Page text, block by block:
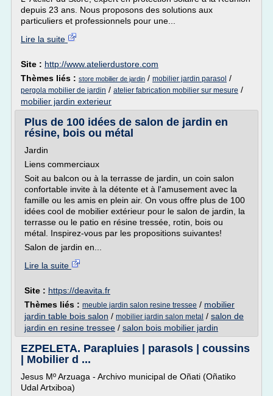
depuis 23 ans. Nous proposons des solutions aux
particuliers et professionnels pour une...
Lire la suite
Site : http://www.atelierdustore.com
Thèmes liés : store mobilier de jardin / mobilier jardin parasol /
pergola mobilier de jardin / atelier fabrication mobilier sur mesure /
mobilier jardin exterieur
Plus de 100 idées de salon de jardin en
résine, bois ou métal
Jardin
Liens commerciaux
Soit au balcon ou à la terrasse de jardin, un coin salon
confortable invite à la détente et à l'amusement avec la
famille ou les amis en plein air. On vous offre plus de 100
idées cool de mobilier extérieur pour le salon de jardin, la
terrasse ou le patio en résine tressée, rotin, bois ou
métal. Inspirez-vous par les propositions suivantes!
Salon de jardin en...
Lire la suite
Site : https://deavita.fr
Thèmes liés : meuble jardin salon resine tressee / mobilier
jardin table bois salon / mobilier jardin salon metal / salon de
jardin en resine tressee / salon bois mobilier jardin
EZPELETA. Parapluies | parasols | coussins
| Mobilier d ...
Jesus Mº Arzuaga - Archivo municipal de Oñati (Oñatiko
Udal Artxiboa)